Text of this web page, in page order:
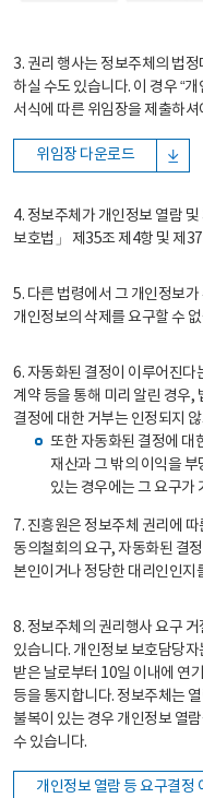
3. 권리 행사는 정보주체의 법
하실 수도 있습니다. 이 경우 “
서식에 따른 위임장을 제출하셔
위임장 다운로드
4. 정보주체가 개인정보 열람
보호법」 제35조 제4항 및 제
5. 다른 법령에서 그 개인정보
개인정보의 삭제를 요구할 수
6. 자동화된 결정이 이루어진
계약 등을 통해 미리 알린 경우,
결정에 대한 거부는 인정되지
또한 자동화된 결정에 대
재산과 그 밖의 이익을
있는 경우에는 그 요구가
7. 진흥원은 정보주체 권리에
동의철회의 요구, 자동화된 결
본인이거나 정당한 대리인인지
8. 정보주체의 권리행사 요구
있습니다. 개인정보 보호담당
받은 날로부터 10일 이내에 연
등을 통지합니다. 정보주체는
불복이 있는 경우 개인정보 열
수 있습니다.
개인정보 열람 등 요구결정